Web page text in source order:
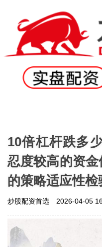
10倍杠杆跌多
忍度较高的资
的策略适应性检
炒股配资首选 2026-04-05